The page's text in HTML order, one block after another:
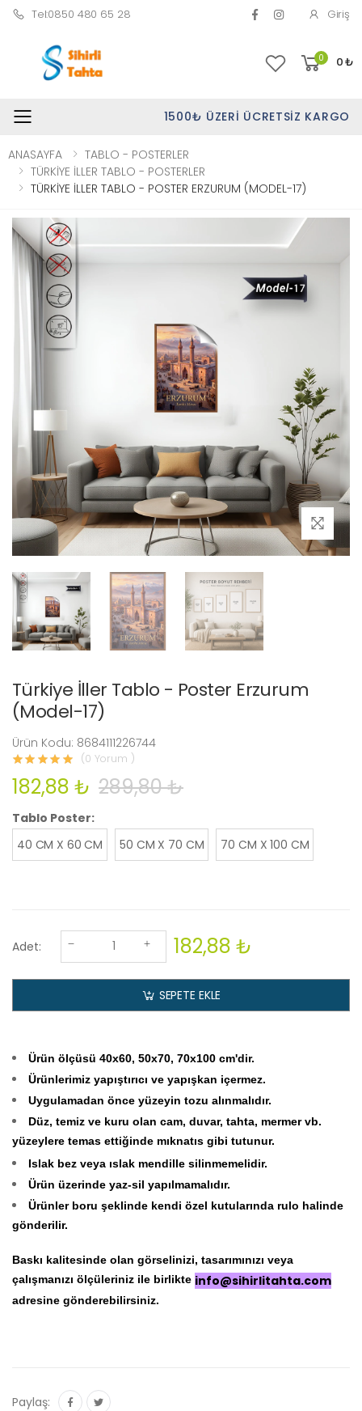
Tel:0850 480 65 28 Giriş
0 0₺
Toggle mobile menu1500₺ ÜZERI ÜCRETSIZ KARGO
ANASAYFA
TABLO - POSTERLER
TÜRKİYE İLLER TABLO - POSTERLER
TÜRKİYE İLLER TABLO - POSTER ERZURUM (MODEL-17)
Türkiye İller Tablo - Poster Erzurum
(Model-17)
Ürün Kodu: 8684111226744
(0 Yorum )
182,88 ₺ 289,80 ₺
Tablo Poster:
40 CM X 60 CM
50 CM X 70 CM 70 CM X 100 CM
Adet: 182,88 ₺
SEPETE EKLE
Ürün ölçüsü 40x60, 50x70, 70x100 cm'dir.
Ürünlerimiz yapıştırıcı ve yapışkan içermez.
Uygulamadan önce yüzeyin tozu alınmalıdır.
Düz, temiz ve kuru olan cam, duvar, tahta, mermer vb.
yüzeylere temas ettiğinde mıknatıs gibi tutunur.
Islak bez veya ıslak mendille silinmemelidir.
Ürün üzerinde yaz-sil yapılmamalıdır.
Ürünler boru şeklinde kendi özel kutularında rulo halinde
gönderilir.
Baskı kalitesinde olan görselinizi, tasarımınızı veya
çalışmanızı ölçüleriniz ile birlikte info@sihirlitahta.com
adresine gönderebilirsiniz.
Paylaş: